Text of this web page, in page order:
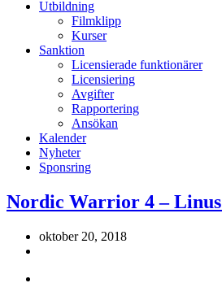
Utbildning
Filmklipp
Kurser
Sanktion
Licensierade funktionärer
Licensiering
Avgifter
Rapportering
Ansökan
Kalender
Nyheter
Sponsring
Nordic Warrior 4 –
oktober 20, 2018